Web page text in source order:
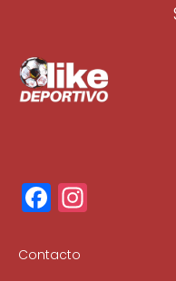
F
a
c
Contacto